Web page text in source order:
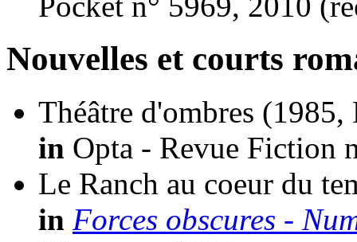
Nouvelles et courts
Théâtre d'ombres (1985,
in Opta - Revue Fiction
Le Ranch au coeur du
in Forces obscures -